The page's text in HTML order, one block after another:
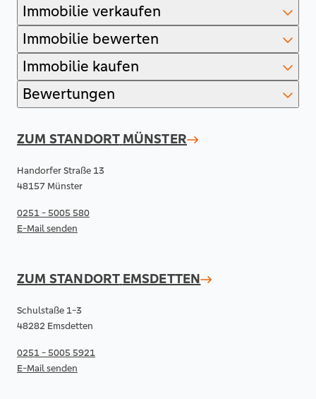
Immobilie verkaufen
Immobilie bewerten
Immobilie kaufen
Bewertungen
ZUM STANDORT MÜNSTER
Handorfer Straße 13
48157 Münster
0251 - 5005 580
E-Mail senden
ZUM STANDORT EMSDETTEN
Schulstaße 1-3
48282 Emsdetten
0251 - 5005 5921
E-Mail senden